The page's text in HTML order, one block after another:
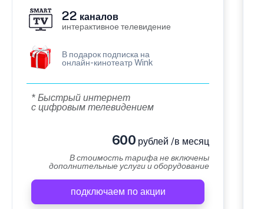
22 каналов
интерактивное телевидение
В подарок подписка на
онлайн-кинотеатр Wink
* Быстрый интернет
с цифровым телевидением
600 рублей /в месяц
В стоимость тарифа не включены
дополнительные услуги и оборудование
подключаем по акции